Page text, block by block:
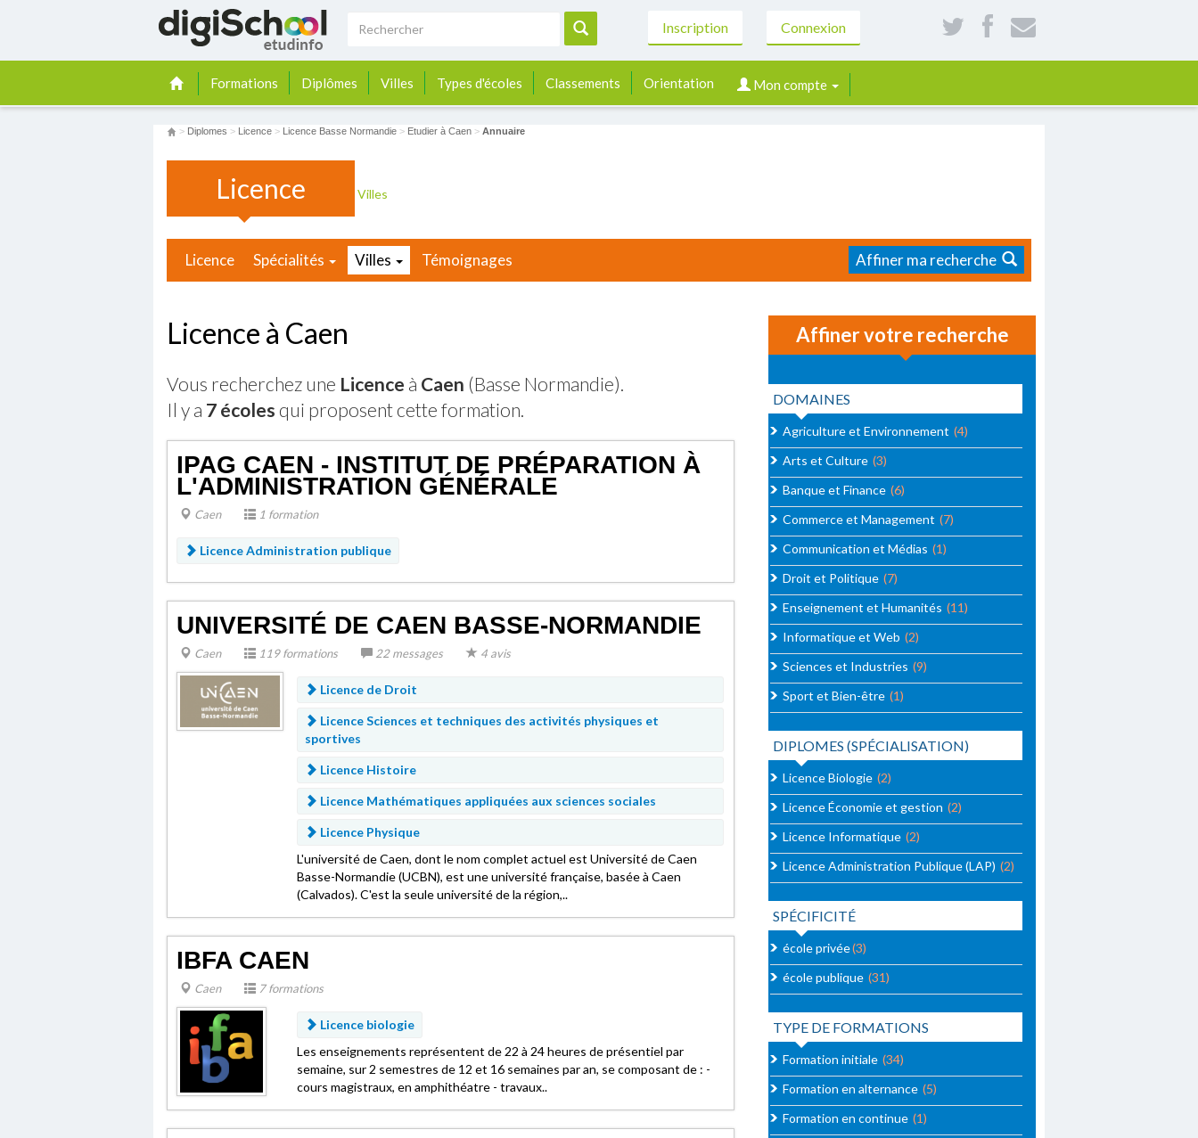
Inscription Connexion
Formations Diplômes Villes Types d'écoles Classements Orientation Mon compte
> Diplomes > Licence > Licence Basse Normandie > Etudier à Caen > Annuaire
Licence Villes
Licence Spécialités Villes Témoignages Affiner ma recherche
Licence à Caen
Vous recherchez une Licence à Caen (Basse Normandie).
Il y a 7 écoles qui proposent cette formation.
IPAG CAEN - INSTITUT DE PRÉPARATION À
L'ADMINISTRATION GÉNÉRALE
Caen 1 formation
Licence Administration publique
UNIVERSITÉ DE CAEN BASSE-NORMANDIE
Caen 119 formations 22 messages 4 avis
Licence de Droit
Licence Sciences et techniques des activités physiques et
sportives
Licence Histoire
Licence Mathématiques appliquées aux sciences sociales
Licence Physique
L'université de Caen, dont le nom complet actuel est Université de Caen
Basse-Normandie (UCBN), est une université française, basée à Caen
(Calvados). C'est la seule université de la région,..
IBFA CAEN
Caen 7 formations
Licence biologie
Les enseignements représentent de 22 à 24 heures de présentiel par
semaine, sur 2 semestres de 12 et 16 semaines par an, se composant de : -
cours magistraux, en amphithéatre - travaux..
Affiner votre recherche
DOMAINES
Agriculture et Environnement (4)
Arts et Culture (3)
Banque et Finance (6)
Commerce et Management (7)
Communication et Médias (1)
Droit et Politique (7)
Enseignement et Humanités (11)
Informatique et Web (2)
Sciences et Industries (9)
Sport et Bien-être (1)
DIPLOMES (SPÉCIALISATION)
Licence Biologie (2)
Licence Économie et gestion (2)
Licence Informatique (2)
Licence Administration Publique (LAP) (2)
SPÉCIFICITÉ
école privée(3)
école publique (31)
TYPE DE FORMATIONS
Formation initiale (34)
Formation en alternance (5)
Formation en continue (1)